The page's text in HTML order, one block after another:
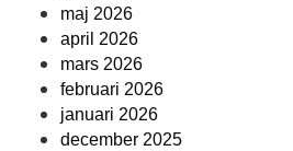
maj 2026
april 2026
mars 2026
februari 2026
januari 2026
december 2025